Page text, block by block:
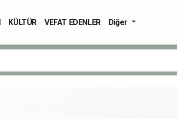
KÜLTÜR VEFAT EDENLER Diğer